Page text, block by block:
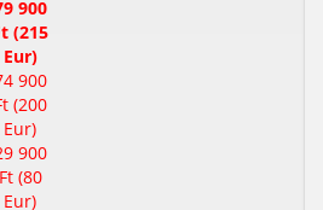
900
(215
Eur)
900
(200
Eur)
900
Ft (80
Eur)